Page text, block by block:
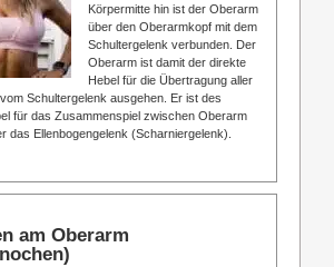
Körpermitte hin ist der Oberarm
über den Oberarmkopf mit dem
Schultergelenk verbunden. Der
Oberarm ist damit der direkte
Hebel für die Übertragung aller
Schultergelenk ausgehen. Er ist des
für das Zusammenspiel zwischen Oberarm
das Ellenbogengelenk (Scharniergelenk).
am Oberarm